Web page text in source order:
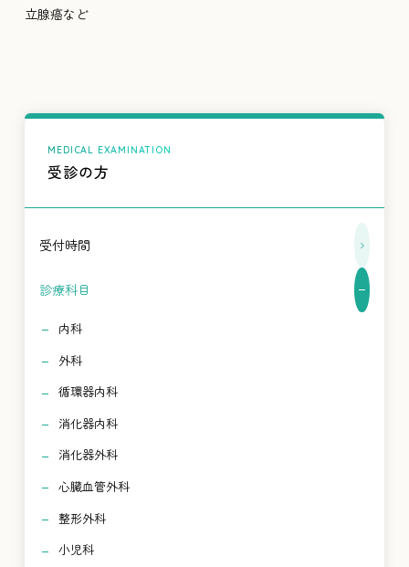
立腺癌など
受診の方
受付時間
診療科目
内科
外科
循環器内科
消化器内科
消化器外科
心臓血管外科
整形外科
小児科